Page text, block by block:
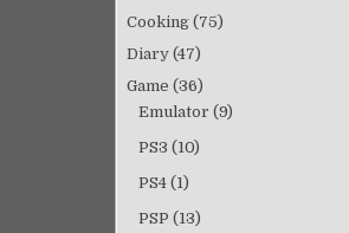
Cooking (75)
Diary (47)
Game (36)
Emulator (9)
PS3 (10)
PS4 (1)
PSP (13)